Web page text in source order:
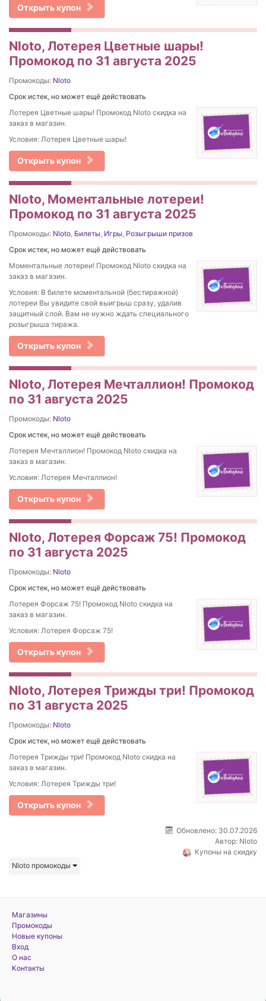
Открыть купон
Nloto, Лотерея Цветные шары!
Промокод по 31 августа 2025
Промокоды: Nloto
Срок истек, но может ещё действовать
Лотерея Цветные шары! Промокод Nloto скидка на
заказ в магазин.
Условия: Лотерея Цветные шары!
Открыть купон
Nloto, Моментальные лотереи!
Промокод по 31 августа 2025
Промокоды: Nloto, Билеты, Игры, Розыгрыши призов
Срок истек, но может ещё действовать
Моментальные лотереи! Промокод Nloto скидка на
заказ в магазин.
Условия: В билете моментальной (бестиражной)
лотереи Вы увидите свой выигрыш сразу, удалив
защитный слой. Вам не нужно ждать специального
розыгрыша тиража.
Открыть купон
Nloto, Лотерея Мечталлион! Промокод
по 31 августа 2025
Промокоды: Nloto
Срок истек, но может ещё действовать
Лотерея Мечталлион! Промокод Nloto скидка на
заказ в магазин.
Условия: Лотерея Мечталлион!
Открыть купон
Nloto, Лотерея Форсаж 75! Промокод
по 31 августа 2025
Промокоды: Nloto
Срок истек, но может ещё действовать
Лотерея Форсаж 75! Промокод Nloto скидка на
заказ в магазин.
Условия: Лотерея Форсаж 75!
Открыть купон
Nloto, Лотерея Трижды три! Промокод
по 31 августа 2025
Промокоды: Nloto
Срок истек, но может ещё действовать
Лотерея Трижды три! Промокод Nloto скидка на
заказ в магазин.
Условия: Лотерея Трижды три!
Открыть купон
Обновлено: 30.07.2026
Автор: Nloto
Купоны на скидку
Nloto промокоды
Магазины
Промокоды
Новые купоны
Вход
О нас
Контакты